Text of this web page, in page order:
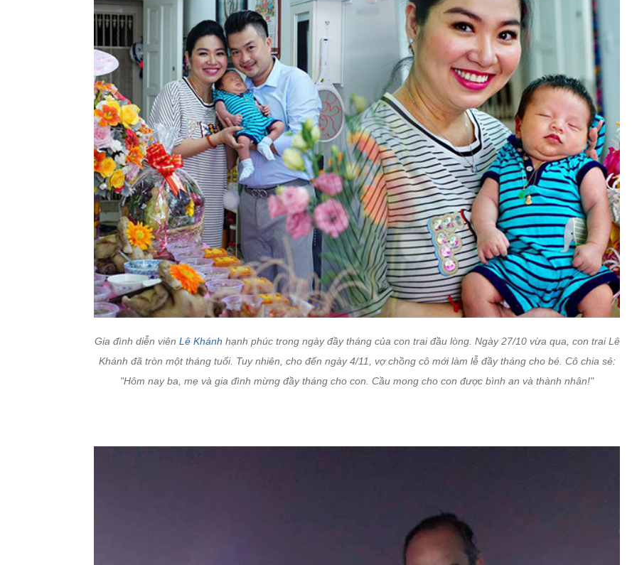
Gia đình diễn viên Lê Khánh hạnh phúc trong ngày đầy tháng của con trai đầu lòng. Ngày 27/10 vừa qua, con trai Lê
Khánh đã tròn một tháng tuổi. Tuy nhiên, cho đến ngày 4/11, vợ chồng cô mới làm lễ đầy tháng cho bé. Cô chia sẻ:
"Hôm nay ba, mẹ và gia đình mừng đầy tháng cho con. Cầu mong cho con được bình an và thành nhân!"